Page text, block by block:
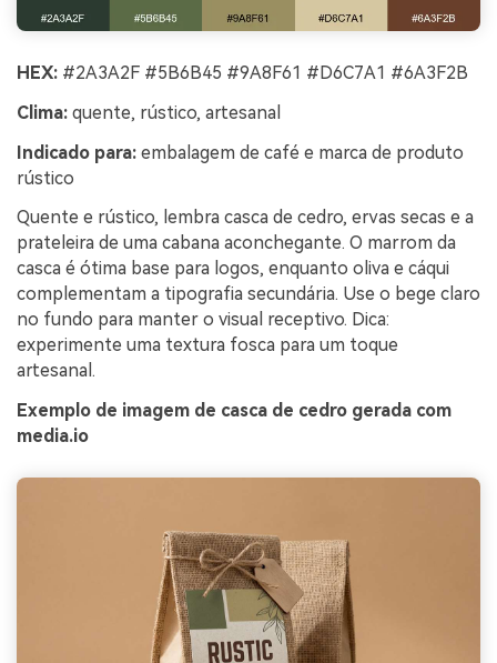
HEX: #2A3A2F #5B6B45 #9A8F61 #D6C7A1 #6A3F2B
Clima: quente, rústico, artesanal
Indicado para: embalagem de café e marca de produto
rústico
Quente e rústico, lembra casca de cedro, ervas secas e a
prateleira de uma cabana aconchegante. O marrom da
casca é ótima base para logos, enquanto oliva e cáqui
complementam a tipografia secundária. Use o bege claro
no fundo para manter o visual receptivo. Dica:
experimente uma textura fosca para um toque
artesanal.
Exemplo de imagem de casca de cedro gerada com
media.io